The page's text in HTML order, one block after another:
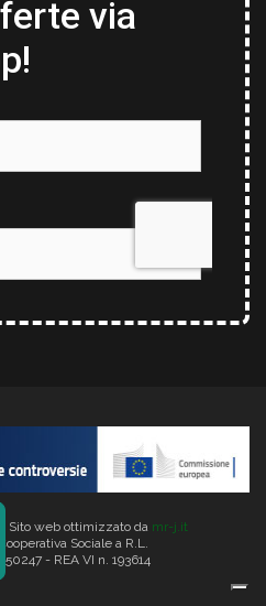
Sito web ottimizzato da mr-j.it
Sociale a R.L.
- REA VI n. 193614